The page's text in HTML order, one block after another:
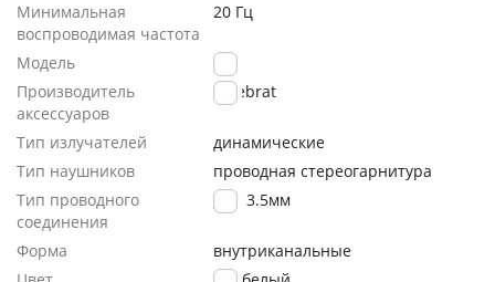
Минимальная
воспроводимая частота
20 Гц
Модель
G3
Производитель
аксессуаров
Celebrat
Тип излучателей
динамические
Тип наушников
проводная стереогарнитура
Тип проводного
соединения
Jack 3.5мм
Форма
внутриканальные